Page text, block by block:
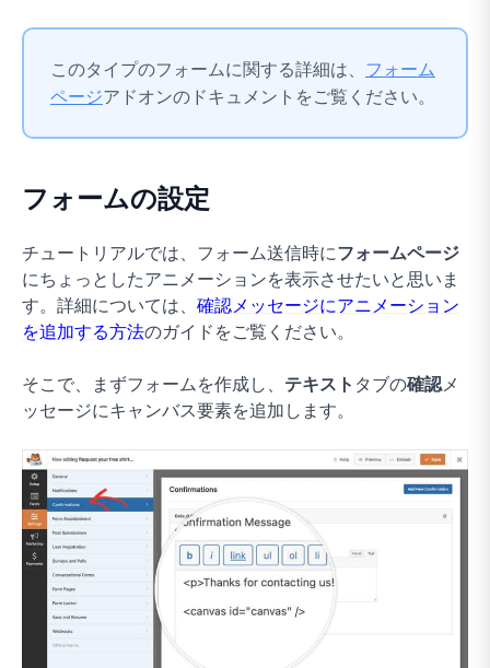
このタイプのフォームに関する詳細は、 フォーム
ページアドオンのドキュメントをご覧ください。
フォームの設定
チュートリアルでは、フォーム送信時にフォームページ
にちょっとしたアニメーションを表示させたいと思いま
す。詳細については、 確認メッセージにアニメーション
を追加する方法のガイドをご覧ください。
そこで、まずフォームを作成し、 テキスト タブの確認 メ
ッセージにキャンバス要素を追加します。